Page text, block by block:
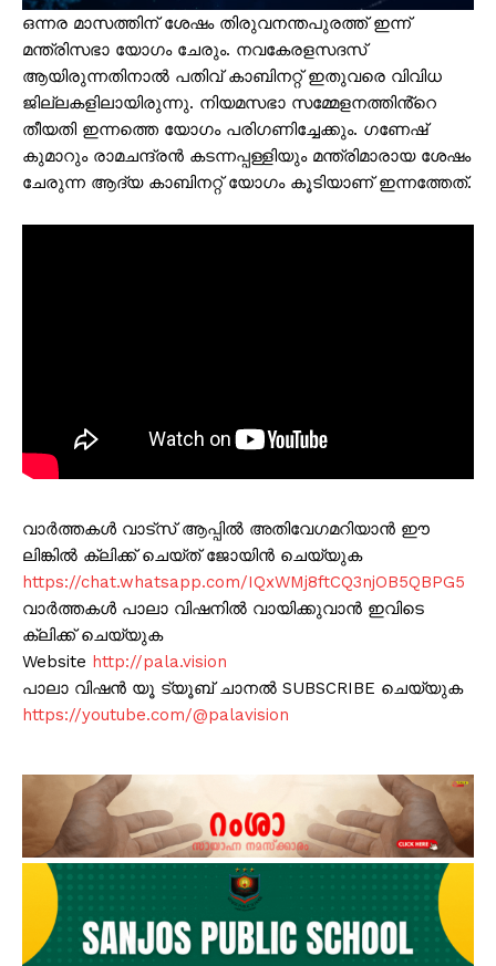
ഒന്നര മാസത്തിന് ശേഷം തിരുവനന്തപുരത്ത് ഇന്ന്
മന്ത്രിസഭാ യോഗം ചേരും. നവകേരളസദസ്
ആയിരുന്നതിനാൽ പതിവ് കാബിനറ്റ് ഇതുവരെ വിവിധ
ജില്ലകളിലായിരുന്നു. നിയമസഭാ സമ്മേളനത്തിൻ്റെ
തീയതി ഇന്നത്തെ യോഗം പരിഗണിച്ചേക്കും. ഗണേഷ്
കുമാറും രാമചന്ദ്രൻ കടന്നപ്പള്ളിയും മന്ത്രിമാരായ ശേഷം
ചേരുന്ന ആദ്യ കാബിനറ്റ് യോഗം കൂടിയാണ് ഇന്നത്തേത്.
വാർത്തകൾ വാട്സ് ആപ്പിൽ അതിവേഗമറിയാൻ ഈ
ലിങ്കിൽ ക്ലിക്ക് ചെയ്ത് ജോയിൻ ചെയ്യുക
https://chat.whatsapp.com/IQxWMj8ftCQ3njOB5QBPG5
വാർത്തകൾ പാലാ വിഷനിൽ വായിക്കുവാൻ ഇവിടെ
ക്ലിക്ക് ചെയ്യുക
Website http://pala.vision
പാലാ വിഷൻ യൂ ട്യൂബ് ചാനൽ SUBSCRIBE ചെയ്യുക
https://youtube.com/@palavision